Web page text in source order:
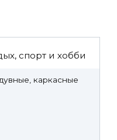
спорт и хобби
каркасные